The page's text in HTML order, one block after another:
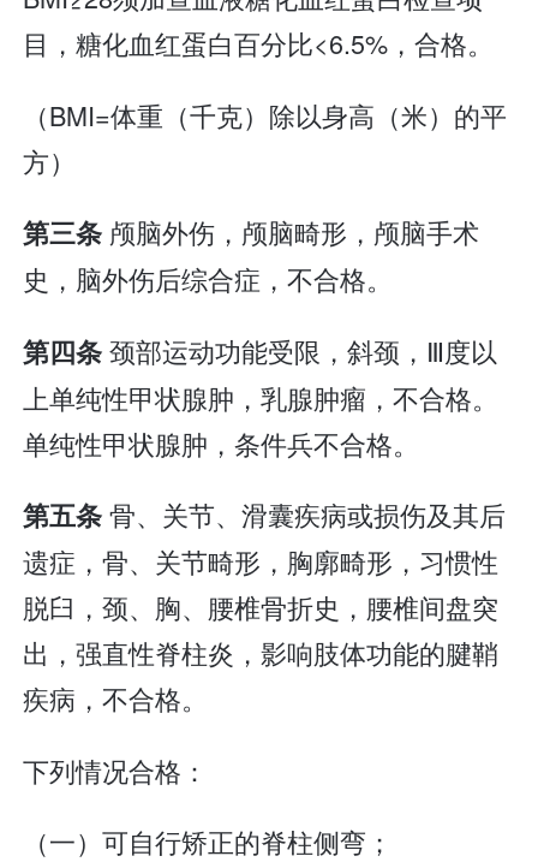
目，糖化血红蛋白百分比<6.5%，合格。
（BMI=体重（千克）除以身高（米）的平
方）
第三条 颅脑外伤，颅脑畸形，颅脑手术
史，脑外伤后综合症，不合格。
第四条颈部运动功能受限，斜颈，Ⅲ度以
上单纯性甲状腺肿，乳腺肿瘤，不合格。
单纯性甲状腺肿，条件兵不合格。
第五条骨、关节、滑囊疾病或损伤及其后
遗症，骨、关节畸形，胸廓畸形，习惯性
脱臼，颈、胸、腰椎骨折史，腰椎间盘突
出，强直性脊柱炎，影响肢体功能的腱鞘
疾病，不合格。
下列情况合格：
（一）可自行矫正的脊柱侧弯；